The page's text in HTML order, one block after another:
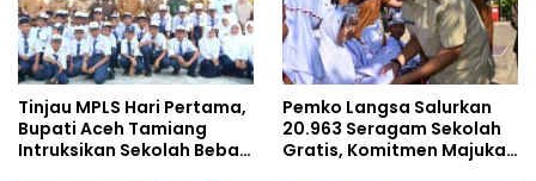
Tinjau MPLS Hari Pertama,
Bupati Aceh Tamiang
Intruksikan Sekolah Bebas
Pemko Langsa Salurkan
20.963 Seragam Sekolah
Gratis, Komitmen Majukan